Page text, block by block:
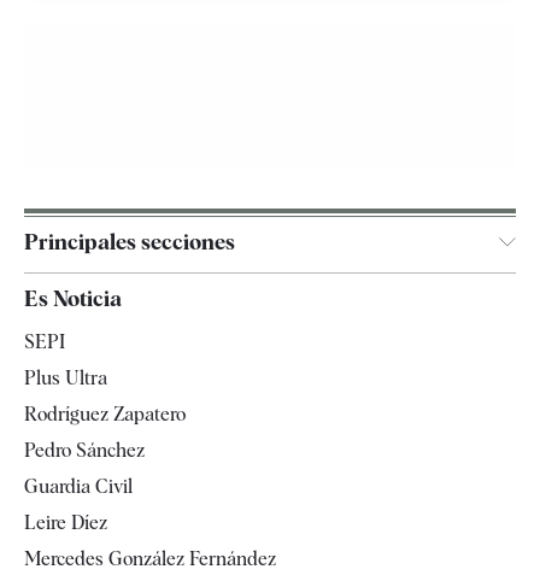
Principales secciones
España
Televisión
Es Noticia
SEPI
Plus Ultra
Rodríguez Zapatero
Pedro Sánchez
Guardia Civil
Leire Díez
Mercedes González Fernández